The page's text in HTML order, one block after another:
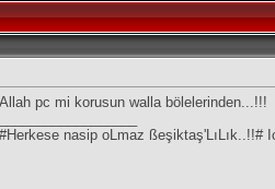
Allah pc mi korusun walla bölelerinden...!!!
#Herkese nasip oLmaz ßeşiktaş'LıLık..!!#